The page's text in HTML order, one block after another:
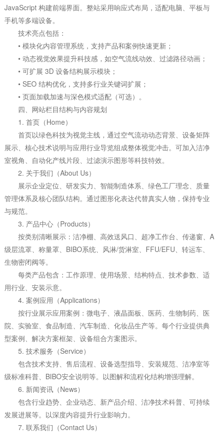
JavaScript 构建前端界面。整站采用响应式布局，适配电脑、平板与
手机等多端设备。
技术亮点包括：
• 模块化内容管理系统，支持产品和案例快速更新；
• 动态视觉效果提升科技感，如空气流线动效、过滤路径动画；
• 可扩展 3D 设备结构展示模块；
• SEO 结构优化，支持多行业关键词扩展；
• 页面加载加速与深色模式适配（可选）。
四、网站栏目结构与内容规划
1. 首页（Home）
首页以绿色科技为视觉主线，通过空气流动动态背景、设备矩阵
展示、核心技术说明与应用行业导览组成整体视觉冲击。可加入洁净
室视角、自动化产线片段、过滤演示图形等科技特效。
2. 关于我们（About Us）
展示企业定位、研发实力、智能制造体系、绿色工厂理念、质量
管理体系及核心团队结构。通过图形化表达代替真实人物，保持专业
与规范。
3. 产品中心（Products）
按类别清晰展示：洁净棚、高效送风口、超净工作台、传递窗、A
级层流罩、称量罩、BIBO系统、风淋/货淋室、FFU/EFU、转运车、
生物密闭阀等。
每类产品包含：工作原理、使用场景、结构特点、技术参数、适
用行业、安装示意。
4. 案例应用（Applications）
按行业展示应用案例：微电子、液晶面板、医药、生物制药、医
院、实验室、食品制造、汽车制造、化妆品生产等。每个行业提供典
型案例、解决方案框架、设备组合方案图示。
5. 技术服务（Service）
包含技术支持、售后流程、设备选型指导、安装规范、洁净室等
级标准科普、BIBO安全说明等。以图解和流程化结构增强理解。
6. 新闻资讯（News）
包含行业趋势、企业动态、新产品介绍、洁净技术科普、可持续
发展进展等。以深度内容提升行业影响力。
7. 联系我们（Contact Us）